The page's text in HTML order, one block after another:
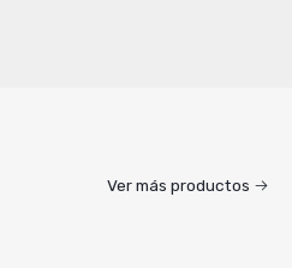
Ver más productos